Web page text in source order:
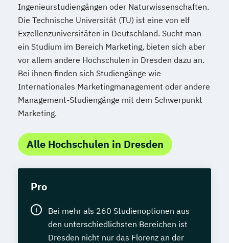
Ingenieurstudiengängen oder Naturwissenschaften.
Die Technische Universität (TU) ist eine von elf
Exzellenzuniversitäten in Deutschland. Sucht man
ein Studium im Bereich Marketing, bieten sich aber
vor allem andere Hochschulen in Dresden dazu an.
Bei ihnen finden sich Studiengänge wie
Internationales Marketingmanagement oder andere
Management-Studiengänge mit dem Schwerpunkt
Marketing.
Alle Hochschulen in Dresden
Pro
Bei mehr als 260 Studienoptionen aus
den unterschiedlichsten Bereichen ist
Dresden nicht nur das Florenz an der